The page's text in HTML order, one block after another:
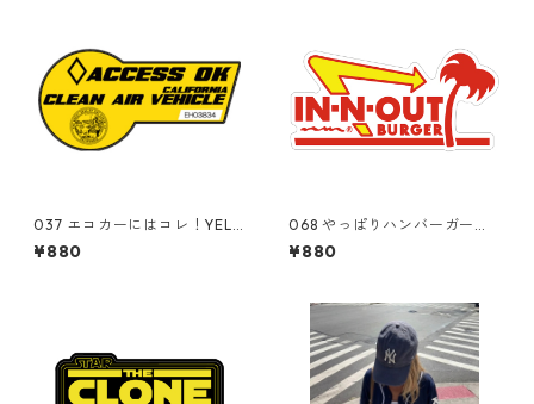
037 エコカーにはコレ！YELL
OW"California Market Cent
er" アメリカンステッカー
¥880
068 やっぱりハンバーガーは
ココ！In-N-Out Burger "C
alifornia Market Center"
¥880